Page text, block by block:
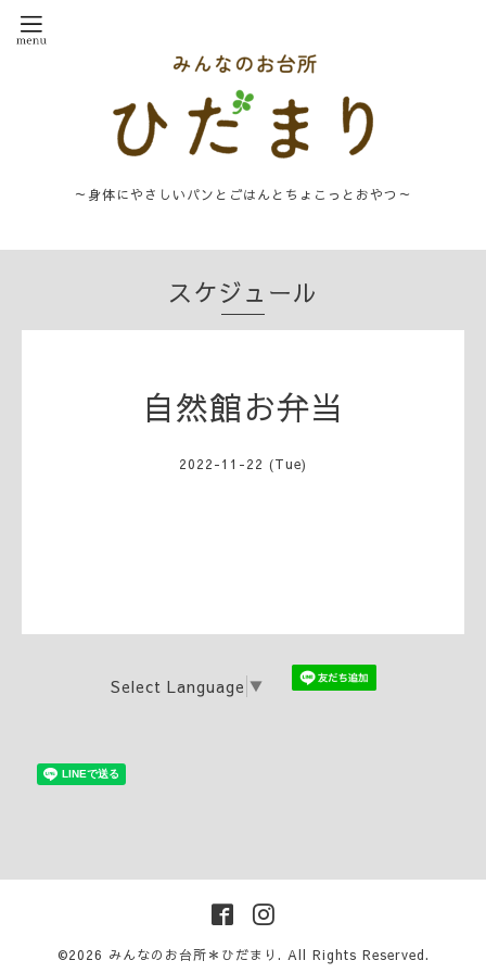
～身体にやさしいパンとごはんとちょこっとおやつ～
スケジュール
自然館お弁当
2022-11-22 (Tue)
Select Language ▼
©2026 みんなのお台所＊ひだまり . All Rights Reserved.